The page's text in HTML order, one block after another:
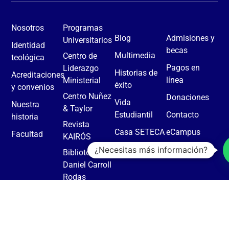
Nosotros
Identidad
teológica
Acreditaciones
y convenios
Nuestra
historia
Facultad
Programas
Universitarios
Centro de
Liderazgo
Ministerial
Centro Nuñez
& Taylor
Revista
KAIRÓS
Biblioteca
Daniel Carroll
Rodas
Blog
Multimedia
Historias de
éxito
Vida
Estudiantil
Casa SETECA
Admisiones y
becas
Pagos en
línea
Donaciones
Contacto
eCampus
¿Necesitas más información?